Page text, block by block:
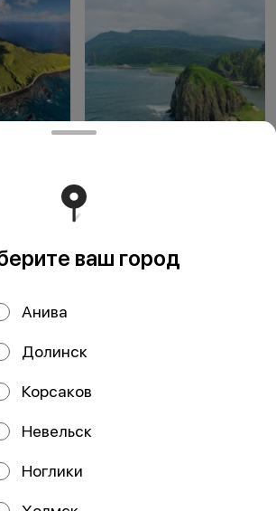
ком
область, г. Южно-Сахалинск, ул.
каб.11 ИНН 6501305928 КПП 650101001
ДАЛЬНЕВОСТОЧНЫЙ БАНК
БИК 040813608 Корр. счёт
ваш город
Анива
Долинск
Корсаков
Невельск
Ноглики